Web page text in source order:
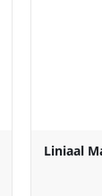
Liniaal